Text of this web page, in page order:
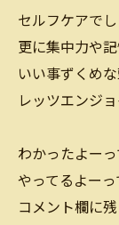
セルフケアで
更に集中力や
いい事ずくめ
レッツエンジ
わかったよー
やってるよー
コメント欄に